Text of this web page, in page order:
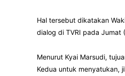
Hal tersebut dikatakan
dialog di TVRI pada Jumat
Menurut Kyai Marsudi,
Kedua untuk menyatukan,